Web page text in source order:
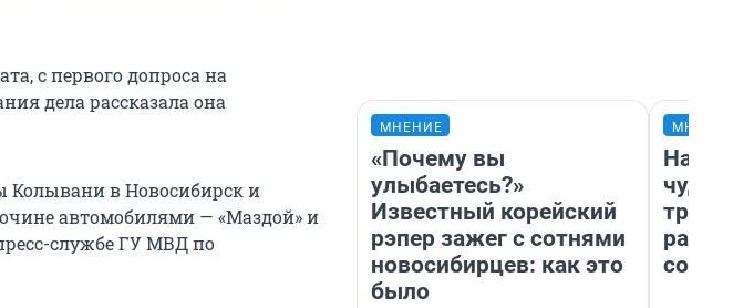
с первого допроса на
дела рассказала она
Колывани в Новосибирск и
автомобилями — «Маздой» и
службе ГУ МВД по
МНЕНИЕ
«Почему вы
улыбаетесь?»
Известный корейский
рэпер зажег с сотнями
новосибирцев: как это
было